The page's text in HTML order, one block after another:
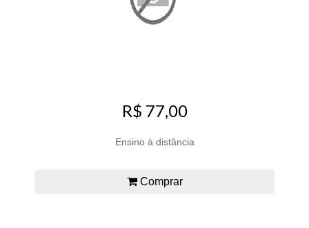
R$ 77,00
Ensino à distância
Comprar